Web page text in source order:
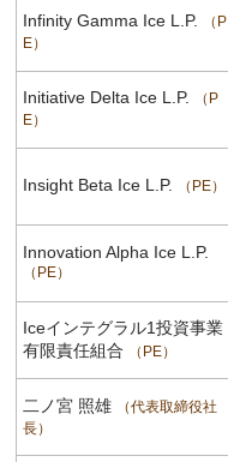
Infinity Gamma Ice L.P.
P
E
Initiative Delta Ice L.P.
P
E
Insight Beta Ice L.P. PE
Innovation Alpha Ice L.P.
PE
Iceインテグラル1投資事業
有限責任組合
PE
二ノ宮 照雄
代表取締役社
長